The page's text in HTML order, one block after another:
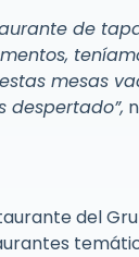
de
mesas
despertado”,
del